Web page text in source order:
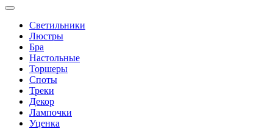
Cветильники
Люстры
Бра
Настольные
Торшеры
Споты
Треки
Декор
Лампочки
Уценка